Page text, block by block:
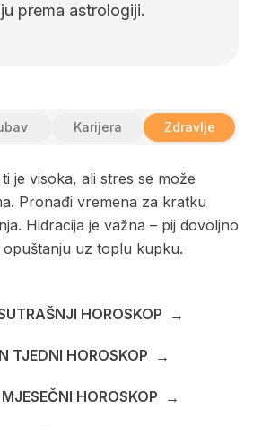
prema astrologiji.
Karijera Zdravlje
ti je visoka, ali stres se može
Pronađi vremena za kratku
Hidracija je važna – pij dovoljno
uz toplu kupku.
HOROSKOP →
TJEDNI HOROSKOP →
HOROSKOP →